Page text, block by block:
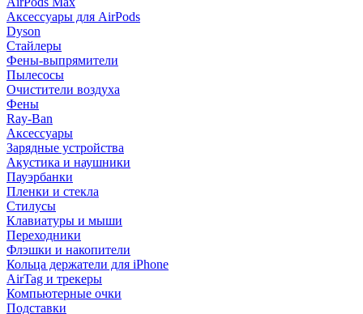
Аксессуары для AirPods
Dyson
Стайлеры
Фены-выпрямители
Пылесосы
Очистители воздуха
Фены
Ray-Ban
Аксессуары
Зарядные устройства
Акустика и наушники
Пауэрбанки
Пленки и стекла
Стилусы
Клавиатуры и мыши
Переходники
Флэшки и накопители
Кольца держатели для iPhone
AirTag и трекеры
Компьютерные очки
Подставки